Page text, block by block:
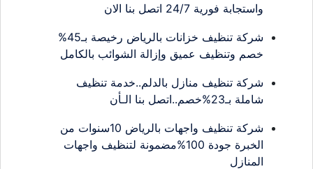
واستجابة فورية 24/7 اتصل بنا الان
شركة تنظيف خزانات بالرياض رخيصة بـ45%
خصم وتنظيف عميق وإزالة الشوائب بالكامل
شركة تنظيف منازل بالدلم..خدمة تنظيف
شاملة بـ23%خصم..اتصل بنا الـأن
شركة تنظيف واجهات بالرياض 10سنوات من
الخبرة جودة 100%مضمونة لتنظيف واجهات
المنازل